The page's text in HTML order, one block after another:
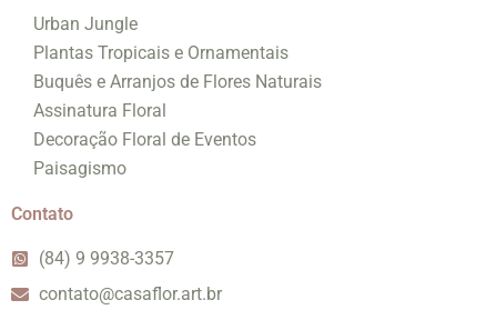
Urban Jungle
Plantas Tropicais e Ornamentais
Buquês e Arranjos de Flores Naturais
Assinatura Floral
Decoração Floral de Eventos
Paisagismo
Contato
(84) 9 9938-3357
contato@casaflor.art.br